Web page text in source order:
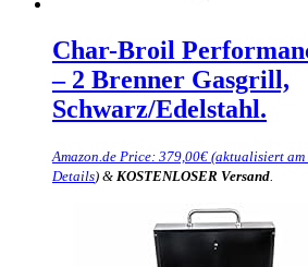
Char-Broil
– 2 Brenner Gasgrill,
Schwarz/Edelstahl.
Amazon.de Price: 379,00€ (aktualisiert am
Details) & KOSTENLOSER Versand.